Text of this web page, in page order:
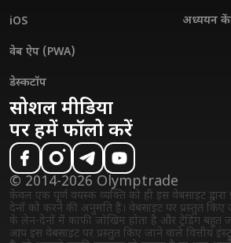
iOS
वेब ऐप (PWA)
डेस्कटॉप
अध्ययन
सोशल मीडिया
पर हमें फॉलो करें
© 2014-2026 Olymptrade
केवल एक पूर्ण वयस्क व्यक्ति को ही इस वेबसाइट
देनों को करने की अनुमति है। वेबसाइट पर प्रस्तुत किए
के लेन-देनों में काफी जोखिम होता है और ट्रेडिंग बहुत
आप इस वेबसाइट पर प्रस्तुत किए जाने वाले वित्तीय